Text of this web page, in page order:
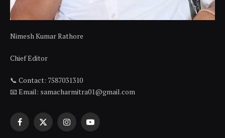
Nimesh Kumar Rathore
Chief Editor
📞 Contact: 7587031310
📧 Email: samacharmitra01@gmail.com
Facebook
X
InstagramYouTube